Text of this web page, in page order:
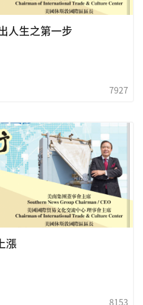
人生之第一步
7927
漲
8153